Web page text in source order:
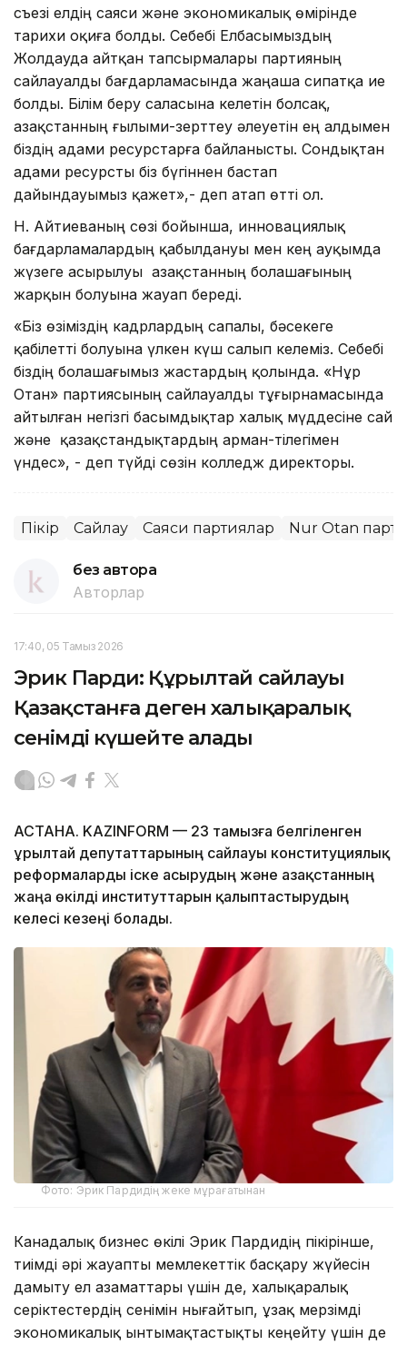
съезі елдің саяси және экономикалық өмірінде
тариxи оқиға болды. Себебі Елбасымыздың
Жолдауда айтқан тапсырмалары партияның
сайлауалды бағдарламасында жаңаша сипатқа ие
болды. Білім беру саласына келетін болсақ,
Қазақстанның ғылыми-зерттеу әлеуетін ең алдымен
біздің адами ресурстарға байланысты. Сондықтан
адами ресурсты біз бүгіннен бастап
дайындауымыз қажет»,- деп атап өтті ол.
Н. Айтиеваның сөзі бойынша, инновациялық
бағдарламалардың қабылдануы мен кең ауқымда
жүзеге асырылуы Қазақстанның болашағының
жарқын болуына жауап береді.
«Біз өзіміздің кадрлардың сапалы, бәсекеге
қабілетті болуына үлкен күш салып келеміз. Себебі
біздің болашағымыз жастардың қолында. «Нұр
Отан» партиясының сайлауалды тұғырнамасында
айтылған негізгі басымдықтар xалық мүддесіне сай
және қазақстандықтардың арман-тілегімен
үндес», - деп түйді сөзін колледж директоры.
Пікір Сайлау Саяси партиялар Nur Otan
без автора
Авторлар
17:40, 05 Тамыз 2026
Эрик Парди: Құрылтай сайлауы
Қазақстанға деген халықаралық
сенімді күшейте алады
АСТАНА. KAZINFORM — 23 тамызға белгіленген
Құрылтай депутаттарының сайлауы конституциялық
реформаларды іске асырудың және Қазақстанның
жаңа өкілді институттарын қалыптастырудың
келесі кезеңі болады.
Фото: Эрик Пардидің жеке мұрағатынан
Канадалық бизнес өкілі Эрик Пардидің пікірінше,
тиімді әрі жауапты мемлекеттік басқару жүйесін
дамыту ел азаматтары үшін де, халықаралық
серіктестердің сенімін нығайтып, ұзақ мерзімді
экономикалық ынтымақтастықты кеңейту үшін де